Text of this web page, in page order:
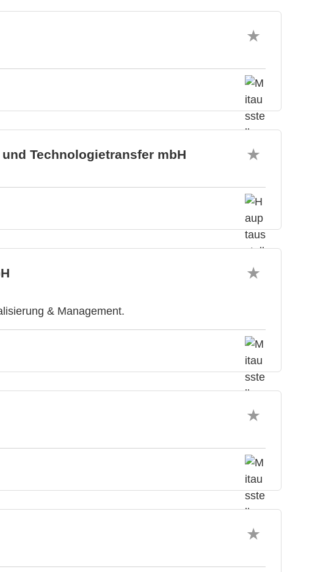
Technologietransfer mbH
& Management.